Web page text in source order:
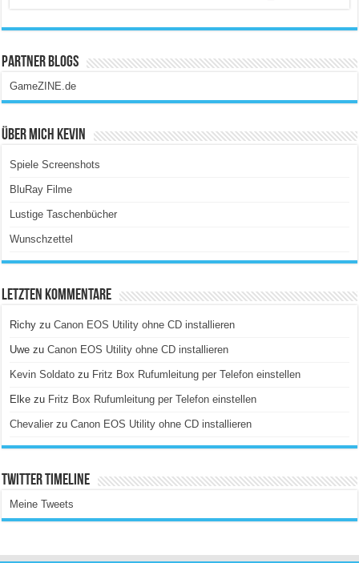
Partner Blogs
GameZINE.de
Über Mich Kevin
Spiele Screenshots
BluRay Filme
Lustige Taschenbücher
Wunschzettel
Letzten Kommentare
Richy zuCanon EOS Utility ohne CD installieren
Uwe zuCanon EOS Utility ohne CD installieren
Kevin Soldato zu Fritz Box Rufumleitung per Telefon einstellen
Elke zu Fritz Box Rufumleitung per Telefon einstellen
Chevalier zuCanon EOS Utility ohne CD installieren
Twitter Timeline
Meine Tweets